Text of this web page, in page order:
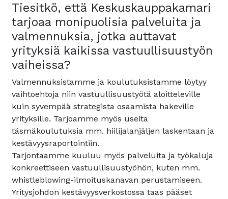
Tiesitkö, että Keskuskauppakamari
tarjoaa monipuolisia palveluita ja
valmennuksia, jotka auttavat
yrityksiä kaikissa vastuullisuustyön
vaiheissa?
Valmennuksistamme ja koulutuksistamme löytyy
vaihtoehtoja niin vastuullisuustyötä aloitteleville
kuin syvempää strategista osaamista hakeville
yrityksille. Tarjoamme myös useita
täsmäkoulutuksia mm. hiilijalanjäljen laskentaan ja
kestävyysraportointiin.
Tarjontaamme kuuluu myös palveluita ja työkaluja
konkreettiseen vastuullisuustyöhön, kuten mm.
whistleblowing-ilmoituskanavan perustamiseen.
Yritysjohdon kestävyysverkostossa taas pääset